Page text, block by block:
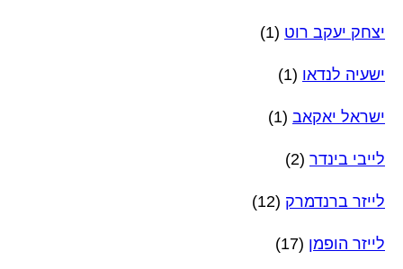
יצחק יעקב רוט (1)
ישעיה לנדאו (1)
ישראל יאקאב (1)
לייבי בינדר (2)
לייזר ברנדמרק (12)
לייזר הופמן (17)